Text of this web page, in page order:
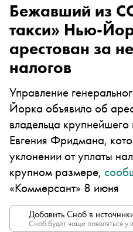
Бежавший из
такси» Нью-
арестован за
налогов
Управление
Йорка объявило об
владельца
Евгения Фридмана,
уклонении от уплаты
крупном размере,
«Коммерсант» 8 июня
Добавить Сноб в
Сноб будет чаще появляться у